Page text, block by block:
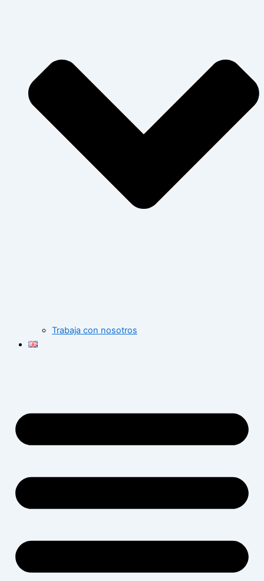
Trabaja con nosotros